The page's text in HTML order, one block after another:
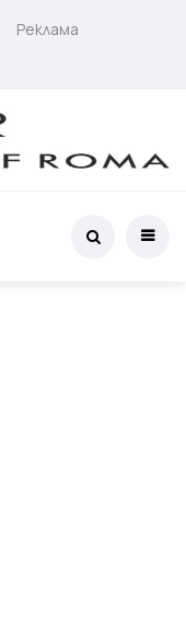
Реклама